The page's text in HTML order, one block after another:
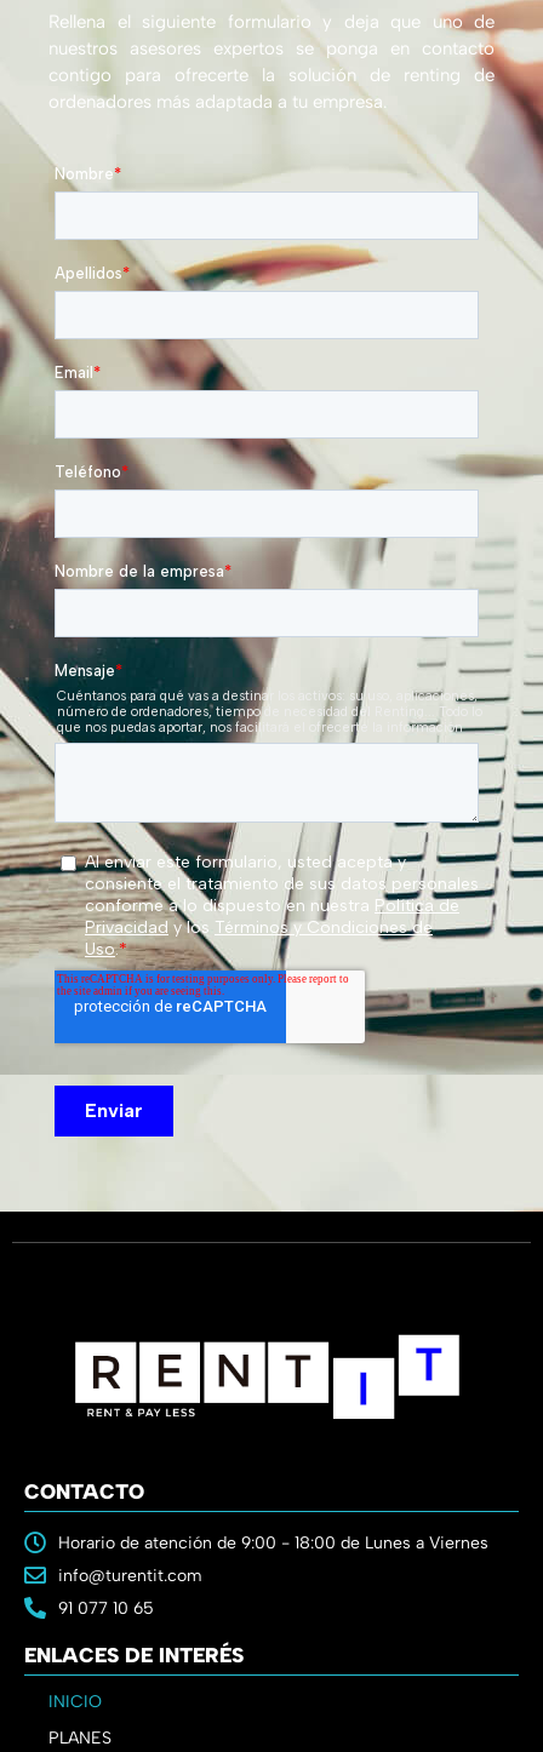
Rellena el siguiente formulario y deja que uno de
nuestros asesores expertos se ponga en contacto
contigo para ofrecerte la solución de renting de
ordenadores más adaptada a tu empresa.
CONTACTO
Horario de atención de 9:00 - 18:00 de Lunes a Viernes
info@turentit.com
91 077 10 65
ENLACES DE INTERÉS
INICIO
PLANES